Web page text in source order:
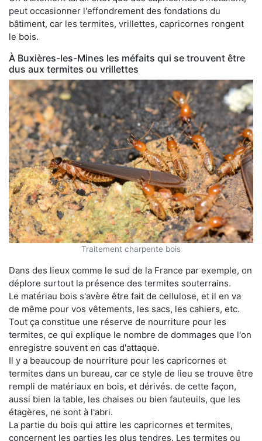
peut occasionner l'effondrement des fondations du
bâtiment, car les termites, vrillettes, capricornes rongent
le bois.
À Buxières-les-Mines les méfaits qui se trouvent être
dus aux termites ou vrillettes
Traitement charpente bois
Dans des lieux comme le sud de la France par exemple, on
déplore surtout la présence des termites souterrains.
Le matériau bois s'avère être fait de cellulose, et il en va
de même pour vos vêtements, les sacs, les cahiers, etc.
Tout ça constitue une réserve de nourriture pour les
termites, ce qui explique le nombre de dommages que l'on
enregistre souvent en cas d'attaque.
Il y a beaucoup de nourriture pour les capricornes et
termites dans un bureau, car ce style de lieu se trouve être
rempli de matériaux en bois, et dérivés. de cette façon,
aussi bien la table, les chaises ou bien fauteuils, que les
étagères, ne sont à l'abri.
La partie du bois qui attire les capricornes et termites,
concernent les parties les plus tendres. Les termites ou